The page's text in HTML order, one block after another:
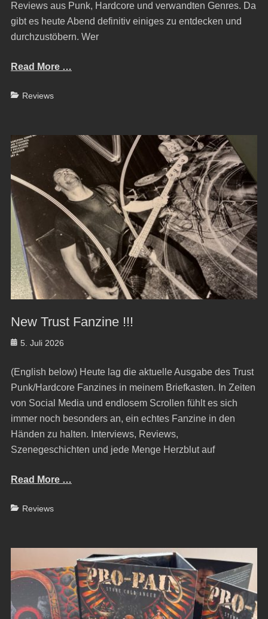
Reviews aus Punk, Hardcore und verwandten Genres. Da
gibt es heute Abend definitiv einiges zu entdecken und
durchzustöbern. Wer
Read More …
Categories
Reviews
New Trust Fanzine !!!
Posted
5. Juli 2026
(English below) Heute lag die aktuelle Ausgabe des Trust
Punk/Hardcore Fanzines in meinem Briefkasten. In Zeiten
von Social Media und endlosem Scrollen fühlt es sich
immer noch besonders an, ein echtes Fanzine in den
Händen zu halten. Interviews, Reviews,
Szenegeschichten und jede Menge Herzblut auf
Read More …
Categories
Reviews